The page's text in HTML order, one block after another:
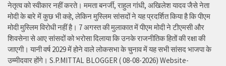
नेतृत्व को स्वीकार नहीं करते। ममता बनर्जी, राहुल गांधी, अखिलेश यादव जैसे नेता
मोदी के बारे में कुछ भी कहे, लेकिन मुस्लिम सांसदों ने यह प्रदर्शित किया है कि पीएम
मोदी मुस्लिम विरोधी नहीं है। 7 अगस्त की मुलाकात में पीएम मोदी ने टीएमसी और
शिवसेना से आए सांसदों को भरोसा दिलाया कि उनके राजनीतिक हितों की रक्षा की
जाएगी। यानी वर्ष 2029 में होने वाले लोकसभा के चुनाव में यह सभी सांसद भाजपा के
उम्मीदवार होंगे। S.P.MITTAL BLOGGER ( 08-08-2026) Website-